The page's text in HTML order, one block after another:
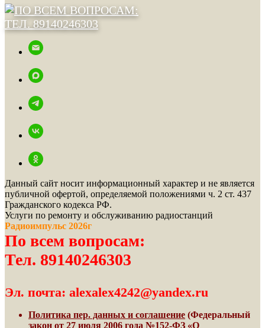
Данный сайт носит информационный характер и не является
публичной офертой, определяемой положениями ч. 2 ст. 437
Гражданского кодекса РФ.
Услуги по ремонту и обслуживанию радиостанций
Радиоимпульс 2026г
По всем вопросам:
Тел. 89140246303
Эл. почта: alexalex4242@yandex.ru
Политика пер. данных и соглашение (Федеральный
закон от 27 июля 2006 года №152-ФЗ «О